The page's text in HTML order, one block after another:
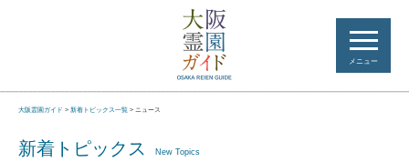
メニュー
大阪霊園ガイド > 新着トピックス一覧 > ニュース
新着トピックス New Topics